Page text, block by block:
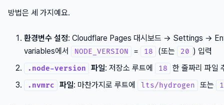
방법은 세 가지예요.
환경변수 설정: Cloudflare Pages 대시보드 → Settings →
variables에서
NODE_VERSION = 18 (또는 20 ) 입력
.node-version 파일: 저장소 루트에 18 한 줄짜리 파일
.nvmrc 파일: 마찬가지로 루트에 lts/hydrogen 또는